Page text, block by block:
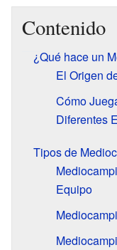
Contenido
¿Qué hace un
El Origen
Cómo
Diferentes
Tipos de
Equipo